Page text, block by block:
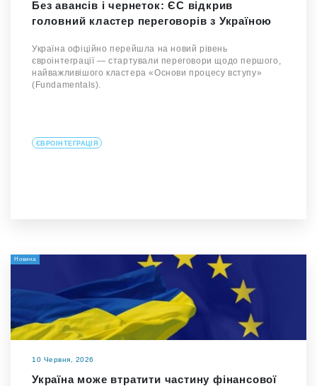
Без авансів і чернеток: ЄС відкрив
головний кластер переговорів з Україною
Україна офіційно перейшла на новий рівень
євроінтеграції — стартували переговори щодо першого,
найважливішого кластера «Основи процесу вступу»
(Fundamentals).
ЄВРОІНТЕГРАЦІЯ
Новина
10 Червня, 2026
Україна може втратити частину фінансової